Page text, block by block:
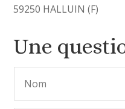
59250 HALLUIN (F)
Une